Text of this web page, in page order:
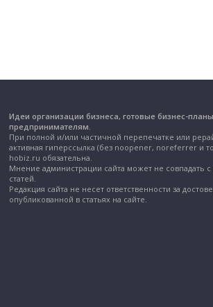
Идеи организации бизнеса, готовые бизнес-
предпринимателям.
При полной и/или частичной перепечатке или
активная гиперссылка (без noopener, noreferrer и
hobiz.ru обязательна.
Мнение администрации сайта может не совпадать
статей.
Редакция сайта не несет ответственности за
опубликованной в статьях на сайте.